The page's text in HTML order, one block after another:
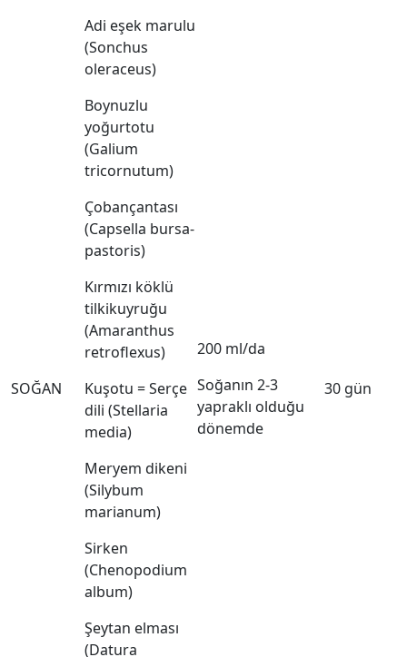
SOĞAN
Adi eşek marulu
(Sonchus
oleraceus)
Boynuzlu
yoğurtotu
(Galium
tricornutum)
Çobançantası
(Capsella bursa-
pastoris)
Kırmızı köklü
tilkikuyruğu
(Amaranthus
retroflexus)
Kuşotu = Serçe
dili (Stellaria
media)
Meryem dikeni
(Silybum
marianum)
Sirken
(Chenopodium
album)
Şeytan elması
(Datura
200 ml/da
Soğanın 2-3
yapraklı olduğu
dönemde
30 gün